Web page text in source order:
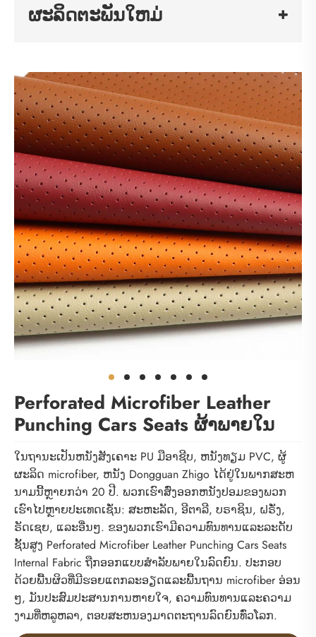
ຜະລິດຕະພັນໃຫມ່
Perforated Microfiber Leather
Punching Cars Seats ຜ້າພາຍໃນ
ໃນຖານະເປັນຫນັງສັງເຄາະ PU ມືອາຊີບ, ຫນັງທຽມ PVC, ຜູ້
ຜະລິດ microfiber, ຫນັງ Dongguan Zhigo ໄດ້ຢູ່ໃນພາກສະຫ
ນາມນີ້ຫຼາຍກວ່າ 20 ປີ. ພວກເຮົາສົ່ງອອກຫນັງປອມຂອງພວກ
ເຮົາໄປຫຼາຍປະເທດເຊັ່ນ: ສະຫະລັດ, ອີຕາລີ, ບຣາຊິນ, ຝຣັ່ງ,
ຣັດເຊຍ, ແລະອື່ນໆ. ຂອງພວກເຮົາມີຄວາມທົນທານແລະລະດັບ
ຊັ້ນສູງ Perforated Microfiber Leather Punching Cars Seats
Internal Fabric ຖືກອອກແບບສໍາລັບພາຍໃນລົດຍົນ. ປະກອບ
ດ້ວຍພື້ນຜິວທີ່ມີຮອຍແຕກລະອຽດແລະພື້ນຖານ microfiber ອ່ອນ
ໆ, ມັນປະສົມປະສານການຫາຍໃຈ, ຄວາມທົນທານແລະຄວາມ
ງາມທີ່ຫລູຫລາ, ຕອບສະຫນອງມາດຕະຖານລົດຍົນທົ່ວໂລກ.